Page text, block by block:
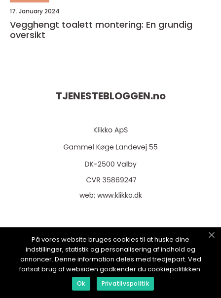
17. January 2024
Vegghengt toalett montering: En grundig
oversikt
TJENESTEBLOGGEN.no
web: www.klikko.dk
Menu
Reklame
Om oss
På vores website bruges cookies til at huske dine
indstillinger, statistik og personalisering af indhold og
annoncer. Denne information deles med tredjepart. Ved
fortsat brug af websiden godkender du cookiepolitikken.
Ok Privatlivspolitik